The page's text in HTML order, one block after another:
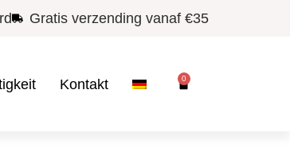
Gratis verzending vanaf €35
Kontakt 0